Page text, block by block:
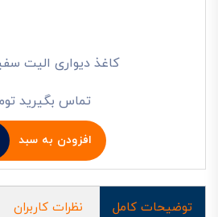
کاغذ دیواری الیت
تماس بگیرید
افزودن به سبد
توضیحات کامل نظرات کاربران